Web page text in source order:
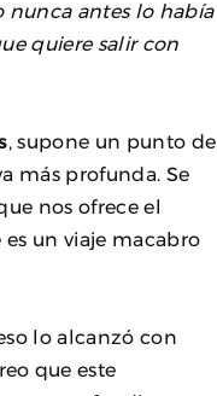
nunca antes lo había
quiere salir con
, supone un punto de
más profunda. Se
nos ofrece el
un viaje macabro
lo alcanzó con
que este